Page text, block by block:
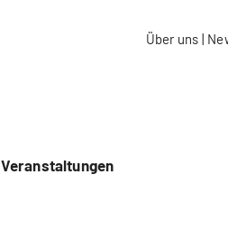
Über uns |
Veranstaltungen